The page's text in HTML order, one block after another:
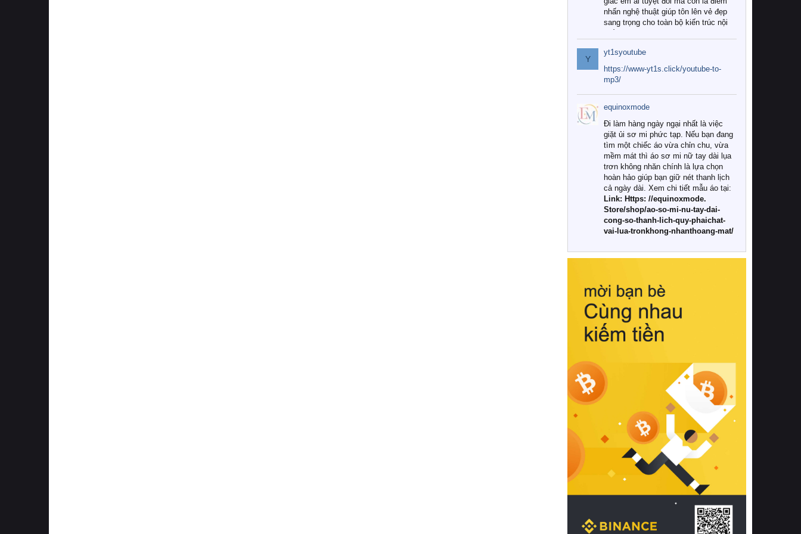
nhấn nghệ thuật giúp tôn lên vẻ đẹp
sang trọng cho toàn bộ kiến trúc nội
Tuy nhiên, giữa thị trường đa dạng
với vô vàn thương hiệu và mẫu mã
như hiện nay, làm thế nào để chọn
được những bộ chăn ga gối đệm cao
cấp thực sự chất lượng, phù hợp với
khí hậu và nhu cầu sử dụng của gia
đình? Hãy cùng chúng tôi đi tìm lời
giải đáp chi tiết qua bài viết dưới đây.
1. Tại sao các gia đình hiện đại lại ưa
chuộng chăn ga gối đệm cao cấp?
Khác với các dòng sản phẩm thông
thường, những bộ chăn ga gối đệm
cao cấp trải qua quy trình sản xuất
nghiêm ngặt từ khâu chọn lọc nguyên
liệu tự nhiên đến công nghệ dệt
nhuộm hiện đại không chứa hóa chất
này, bạn sẽ cảm nhận rõ rệt sự khác
hồi chuẩn xác của phần đệm nâng đỡ
cột sống.
Bên cạnh đó, việc lựa chọn các dòng
sản phẩm đạt chuẩn chất lượng quốc
tế còn giúp ngăn ngừa tình trạng kích
khuẩn và nấm mốc trong điều kiện
thời tiết nóng ẩm. Bạn có thể tìm hiểu
thêm các nghiên cứu khoa học về tác
động của giấc ngủ và môi trường
phòng ngủ đối với sức khỏe con
người tại Sleep Foundation (External
Link) để có cái nhìn toàn diện hơn.
2. Các tiêu chí vàng khi lựa chọn
chăn ga gối đệm cao cấp cho phòng
ngủ
Để sở hữu một bộ chăn ga gối đệm
cao cấp hoàn hảo cả về thẩm mỹ lẫn
công năng, người tiêu dùng cần cân
nhắc kỹ lưỡng các tiêu chí quan trọng
Y
yt1syoutube
https://www-yt1s.click/youtube-to-
mp3/
equinoxmode
Đi làm hàng ngày ngại nhất là việc
giặt ủi sơ mi phức tạp. Nếu bạn đang
tìm một chiếc áo vừa chỉn chu, vừa
mềm mát thì áo sơ mi nữ tay dài lụa
trơn không nhăn chính là lựa chọn
hoàn hảo giúp bạn giữ nét thanh lịch
cả ngày dài. Xem chi tiết mẫu áo tại:
Link: Https: //equinoxmode.
Store/shop/ao-so-mi-nu-tay-dai-
cong-so-thanh-lich-quy-phaichat-
vai-lua-tronkhong-nhanthoang-mat/